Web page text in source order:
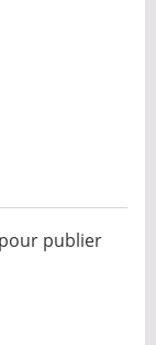
pour publier